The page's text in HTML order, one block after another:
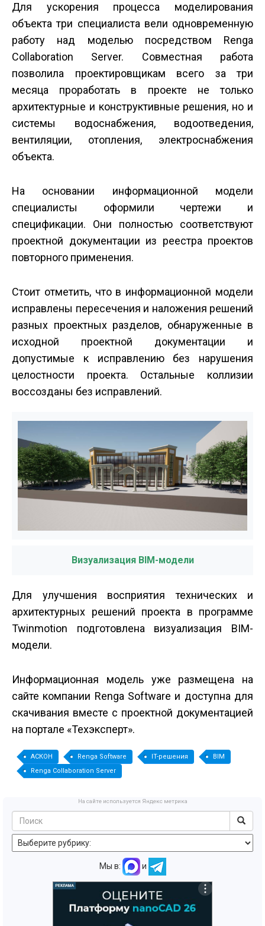
Для ускорения процесса моделирования
объекта три специалиста вели одновременную
работу над моделью посредством Renga
Collaboration Server. Совместная работа
позволила проектировщикам всего за три
месяца проработать в проекте не только
архитектурные и конструктивные решения, но и
системы водоснабжения, водоотведения,
вентиляции, отопления, электроснабжения
объекта.
На основании информационной модели
специалисты оформили чертежи и
спецификации. Они полностью соответствуют
проектной документации из реестра проектов
повторного применения.
Стоит отметить, что в информационной модели
исправлены пересечения и наложения решений
разных проектных разделов, обнаруженные в
исходной проектной документации и
допустимые к исправлению без нарушения
целостности проекта. Остальные коллизии
воссозданы без исправлений.
Визуализация BIM-модели
Для улучшения восприятия технических и
архитектурных решений проекта в программе
Twinmotion подготовлена визуализация BIM­
модели.
Информационная модель уже размещена на
сайте компании Renga Software и доступна для
скачивания вместе с проектной документацией
на портале «Техэксперт».
АСКОН Renga Software IT-решения
BIM
Renga Collaboration Server
На сайте используется Яндекс метрика
Мы в: и